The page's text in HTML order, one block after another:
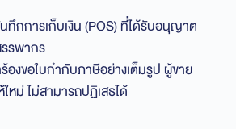
ทึกการเก็บเงิน (POS) ที่ได้รับอนุญาต
รพากร
องขอใบกำกับภาษีอย่างเต็มรูป ผู้ขาย
หม่ ไม่สามารถปฏิเสธได้